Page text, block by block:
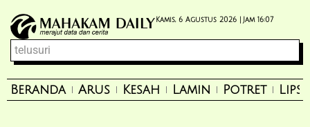
Kamis, 6 Agustus 2026 | Jam 16:07
Beranda Arus Kesah Lamin Potret